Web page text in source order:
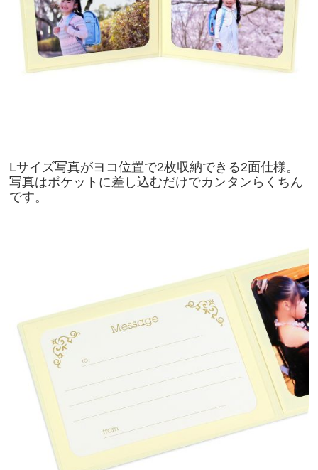
Lサイズ写真がヨコ位置で2枚収納できる2面仕様。
写真はポケットに差し込むだけでカンタンらくちん
です。